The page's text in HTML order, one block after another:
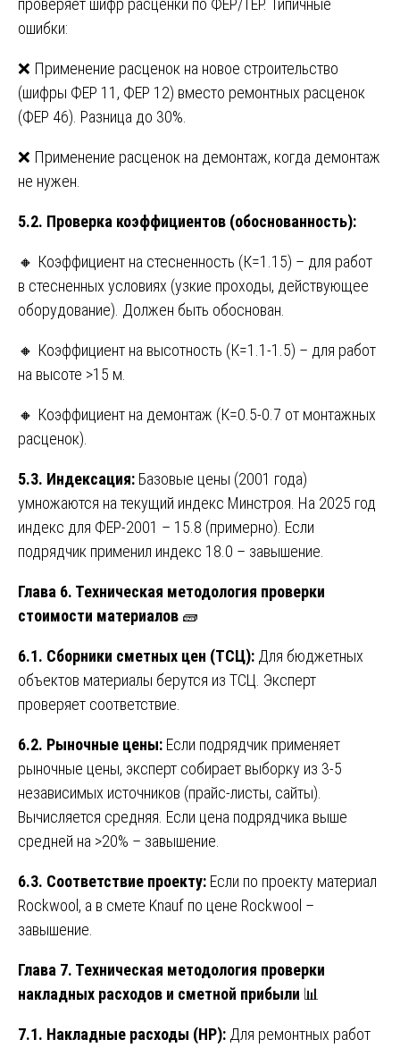
проверяет шифр расценки по ФЕР/ТЕР. Типичные
ошибки:
❌ Применение расценок на новое строительство
(шифры ФЕР 11, ФЕР 12) вместо ремонтных расценок
(ФЕР 46). Разница до 30%.
❌ Применение расценок на демонтаж, когда демонтаж
не нужен.
5.2. Проверка коэффициентов (обоснованность):
🔸 Коэффициент на стесненность (К=1.15) – для работ
в стесненных условиях (узкие проходы, действующее
оборудование). Должен быть обоснован.
🔸 Коэффициент на высотность (К=1.1-1.5) – для работ
на высоте >15 м.
🔸 Коэффициент на демонтаж (К=0.5-0.7 от монтажных
расценок).
5.3. Индексация: Базовые цены (2001 года)
умножаются на текущий индекс Минстроя. На 2025 год
индекс для ФЕР-2001 – 15.8 (примерно). Если
подрядчик применил индекс 18.0 – завышение.
Глава 6. Техническая методология проверки
стоимости материалов 🧱
6.1. Сборники сметных цен (ТСЦ): Для бюджетных
объектов материалы берутся из ТСЦ. Эксперт
проверяет соответствие.
6.2. Рыночные цены: Если подрядчик применяет
рыночные цены, эксперт собирает выборку из 3-5
независимых источников (прайс-листы, сайты).
Вычисляется средняя. Если цена подрядчика выше
средней на >20% – завышение.
6.3. Соответствие проекту: Если по проекту материал
Rockwool, а в смете Knauf по цене Rockwool –
завышение.
Глава 7. Техническая методология проверки
накладных расходов и сметной прибыли 📊
7.1. Накладные расходы (НР): Для ремонтных работ